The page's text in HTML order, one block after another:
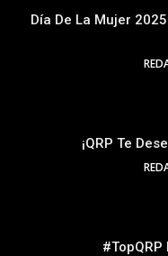
Día De La Mujer
¡QRP Te